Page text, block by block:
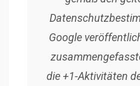
Google
die +1-Aktivitäten